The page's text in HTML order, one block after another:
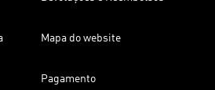
Mapa do website
Pagamento